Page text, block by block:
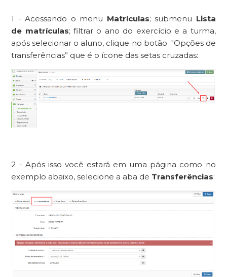
1 - Acessando o menu Matrículas; submenu Lista
de matrículas; filtrar o ano do exercício e a turma,
após selecionar o aluno, clique no botão "Opções de
transferências” que é o ícone das setas cruzadas:
2 - Após isso você estará em uma página como no
exemplo abaixo, selecione a aba de Transferências: